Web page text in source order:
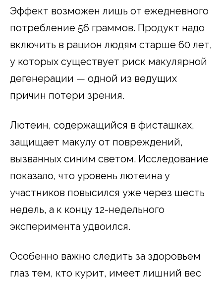
Эффект возможен лишь от ежедневного
потребление 56 граммов. Продукт надо
включить в рацион людям старше 60 лет,
у которых существует риск макулярной
дегенерации — одной из ведущих
причин потери зрения.
Лютеин, содержащийся в фисташках,
защищает макулу от повреждений,
вызванных синим светом. Исследование
показало, что уровень лютеина у
участников повысился уже через шесть
недель, а к концу 12-недельного
эксперимента удвоился.
Особенно важно следить за здоровьем
глаз тем, кто курит, имеет лишний вес